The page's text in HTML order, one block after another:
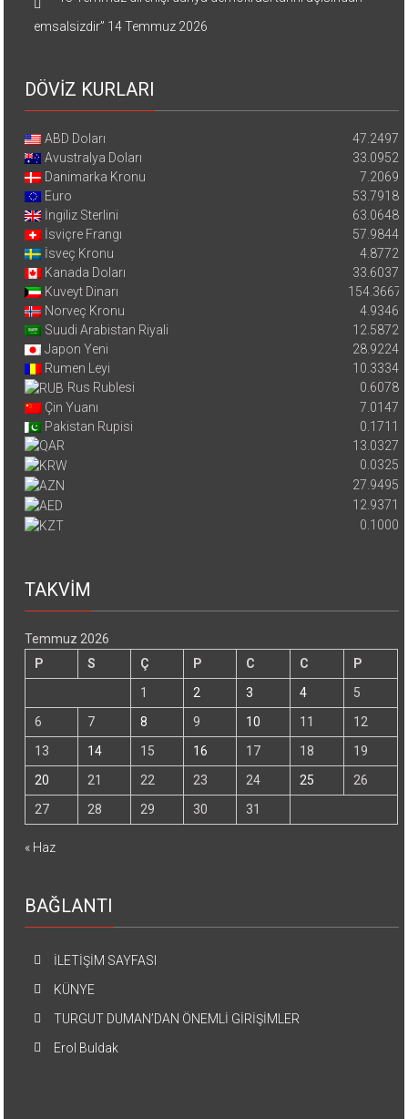
emsalsizdir” 14 Temmuz 2026
DÖVİZ KURLARI
ABD Doları
47.2497
Avustralya Doları
33.0952
Danimarka Kronu
7.2069
Euro
53.7918
İngiliz Sterlini
63.0648
İsviçre Frangı
57.9844
İsveç Kronu
4.8772
Kanada Doları
33.6037
Kuveyt Dinarı
154.3667
Norveç Kronu
4.9346
Suudi Arabistan Riyali
12.5872
Japon Yeni
28.9224
Rumen Leyi
10.3334
Rus Rublesi
0.6078
Çin Yuanı
7.0147
Pakistan Rupisi
0.1711
13.0327
0.0325
27.9495
12.9371
0.1000
TAKVİM
Temmuz 2026
P
S Ç P C C
P
1
2 3 4
5
6
7 8 9 10 11
12
13
14 15 16 17 18
19
20
21 22 23 24 25
26
27
28 29 30 31
« Haz
BAĞLANTI
İLETİŞİM SAYFASI
KÜNYE
TURGUT DUMAN’DAN ÖNEMLİ GİRİŞİMLER
Erol Buldak